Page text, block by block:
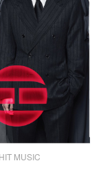
MUSIC